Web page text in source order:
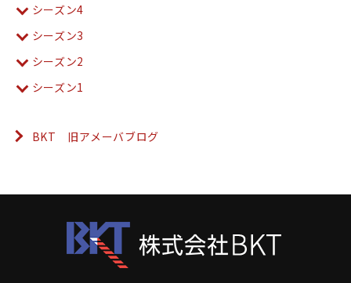
シーズン4
シーズン3
シーズン2
シーズン1
BKT 旧アメーバブログ